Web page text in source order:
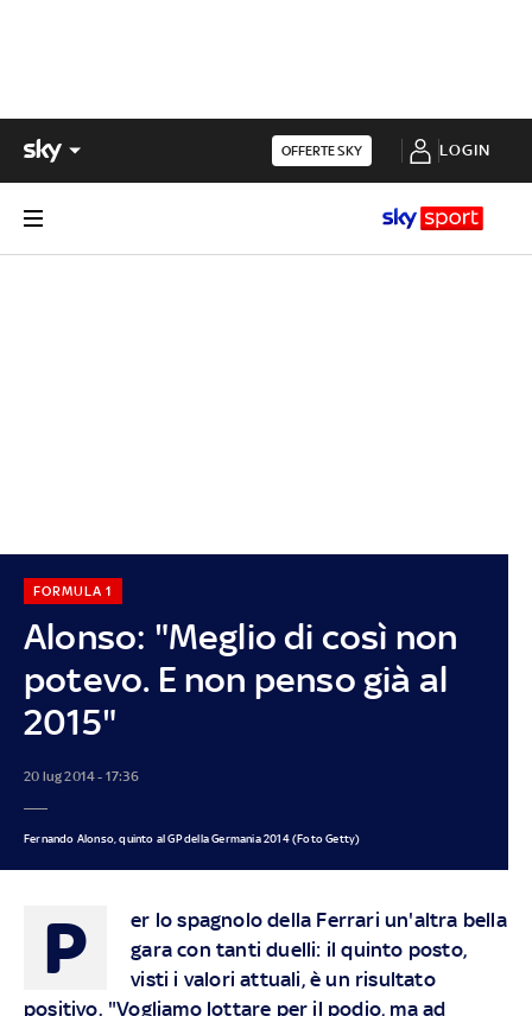
OFFERTE SKY LOGIN
Alonso: "Meglio di così non
potevo. E non penso già al
2015"
FORMULA 1
20 lug 2014 - 17:36
Fernando Alonso, quinto al GP della Germania 2014 (Foto Getty)
P
er lo spagnolo della Ferrari un'altra bella
gara con tanti duelli: il quinto posto,
visti i valori attuali, è un risultato
positivo. "Vogliamo lottare per il podio, ma ad